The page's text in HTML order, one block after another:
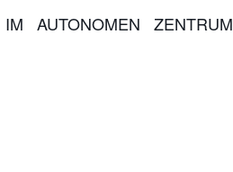
AUTONOMEN ZENTRUM